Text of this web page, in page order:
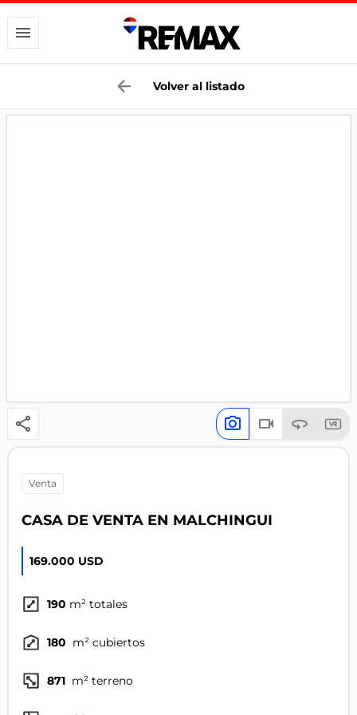
Volver al listado
venta
CASA DE VENTA EN MALCHINGUI
169.000 USD
190 m² totales
180 m² cubiertos
871 m² terreno